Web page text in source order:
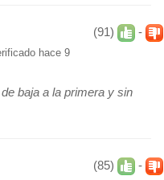
(91) -
hace 9
baja a la primera y sin
(85) -